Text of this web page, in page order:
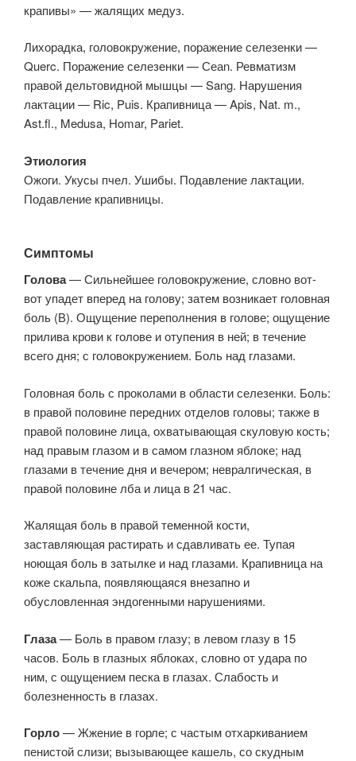
крапивы» — жалящих медуз.
Лихорадка, головокружение, поражение селезенки —
Querc. Поражение селезенки — Сеаn. Ревматизм
правой дельтовидной мышцы — Sang. Нарушения
лактации — Ric, Puis. Крапивница — Apis, Nat. m.,
Ast.fl., Medusa, Homar, Pariet.
Этиология
Ожоги. Укусы пчел. Ушибы. Подавление лактации.
Подавление крапивницы.
Симптомы
Голова— Сильнейшее головокружение, словно вот-
вот упадет вперед на голову; затем возникает головная
боль (В). Ощущение переполнения в голове; ощущение
прилива крови к голове и отупения в ней; в течение
всего дня; с головокружением. Боль над глазами.
Головная боль с проколами в области селезенки. Боль:
в правой половине передних отделов головы; также в
правой половине лица, охватывающая скуловую кость;
над правым глазом и в самом глазном яблоке; над
глазами в течение дня и вечером; невралгическая, в
правой половине лба и лица в 21 час.
Жалящая боль в правой теменной кости,
заставляющая растирать и сдавливать ее. Тупая
ноющая боль в затылке и над глазами. Крапивница на
коже скальпа, появляющаяся внезапно и
обусловленная эндогенными нарушениями.
Глаза— Боль в правом глазу; в левом глазу в 15
часов. Боль в глазных яблоках, словно от удара по
ним, с ощущением песка в глазах. Слабость и
болезненность в глазах.
Горло— Жжение в горле; с частым отхаркиванием
пенистой слизи; вызывающее кашель, со скудным